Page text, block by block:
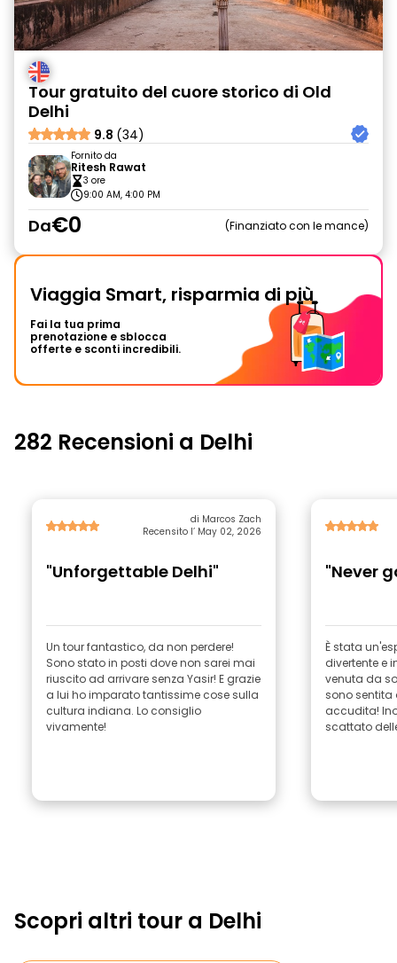
Tour gratuito del cuore storico di Old
Delhi
9.8 (34)
Fornito da
Ritesh Rawat
3 ore
9:00 AM, 4:00 PM
Da€0 Finanziato con le mance
Viaggia Smart, risparmia di più
Fai la tua prima
prenotazione e sblocca
offerte e sconti incredibili.
282 Recensioni a Delhi
di Marcos Zach
Recensito l’ May 02, 2026
"Unforgettable Delhi"
Un tour fantastico, da non perdere!
Sono stato in posti dove non sarei mai
riuscito ad arrivare senza Yasir! E grazie
a lui ho imparato tantissime cose sulla
cultura indiana. Lo consiglio
vivamente!
"Never
È stata
divertente e
venuta da
sono sentita
accudita!
scattato
Scopri altri tour a Delhi